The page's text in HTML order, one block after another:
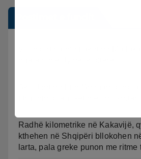
Radhë kilometrike në Kakavijë,
kthehen në Shqipëri bllokohen
larta, pala greke punon me ritme